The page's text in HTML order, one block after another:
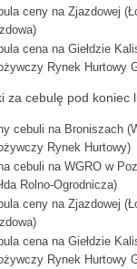
ceny na Zjazdowej
cena na Giełdzie
Rynek Hurtowy
za cebulę pod koniec
cebuli na Broniszach
Rynek Hurtowy)
cebuli na WGRO w
Rolno-Ogrodnicza)
ceny na Zjazdowej
cena na Giełdzie
Rynek Hurtowy